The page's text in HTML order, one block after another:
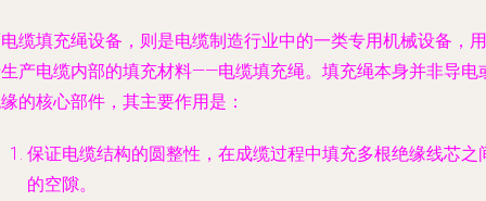
缆填充绳设备，则是电缆制造行业中的一类专用机械设备，用
产电缆内部的填充材料——电缆填充绳。填充绳本身并非导电
的核心部件，其主要作用是：
保证电缆结构的圆整性，在成缆过程中填充多根绝缘线芯之
的空隙。